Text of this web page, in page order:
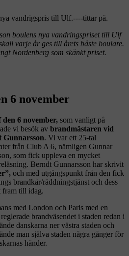
boulens nya vandringspriset till Ulf
varje år ges till årets bäste boulare.
Nordenberg som skänkt priset.
6 november
6 november, som vanligt på
vi besök av brandmästaren vid
Gunnarsson. Vi var ett 25-tal
från Club A 6, nämligen Gunnar
som fick uppleva en mycket
Berndt Gunnarsson har skrivit
och med utgångspunkt från den fick
brandkår/räddningstjänst och dess
fram till idag.
med London och Paris med en
brandväsendet i staden redan i
danskarna ner västra staden och
man själva staden några gånger för
händer.